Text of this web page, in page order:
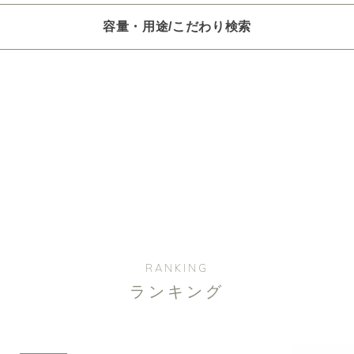
容量・用途/こだわり検索
ごとに選択肢からひとつずつ選択できます。選択するたびに絞り
RANKING
ランキング